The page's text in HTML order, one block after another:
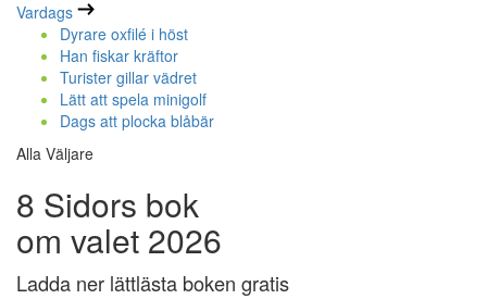
Vardags
Dyrare oxfilé i höst
Han fiskar kräftor
Turister gillar vädret
Lätt att spela minigolf
Dags att plocka blåbär
Alla Väljare
8 Sidors bok
om valet 2026
Ladda ner lättlästa boken gratis